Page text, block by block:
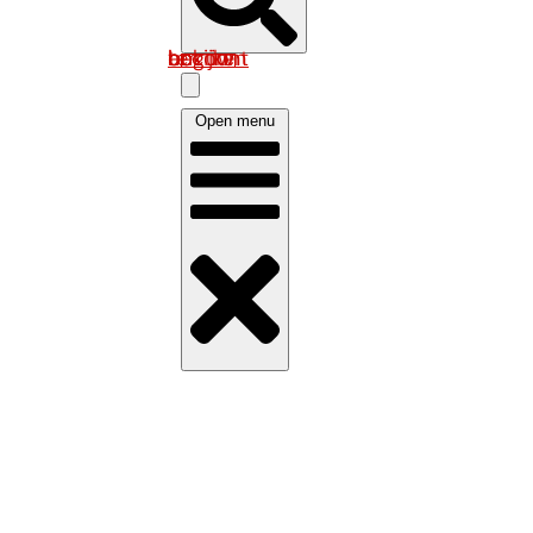
Log in om uw account te bekijken
Open menu